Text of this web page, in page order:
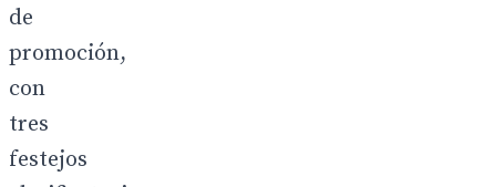
de
promoción,
con
tres
festejos